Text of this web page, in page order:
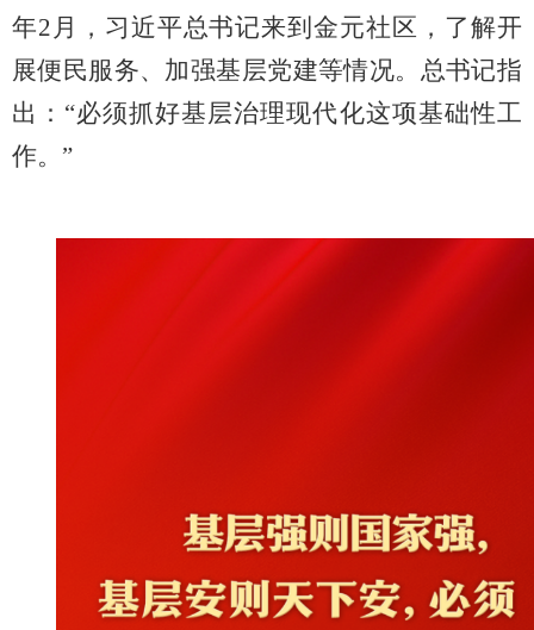
年2月，习近平总书记来到金元社区，了解开
展便民服务、加强基层党建等情况。总书记指
出：“必须抓好基层治理现代化这项基础性工
作。”